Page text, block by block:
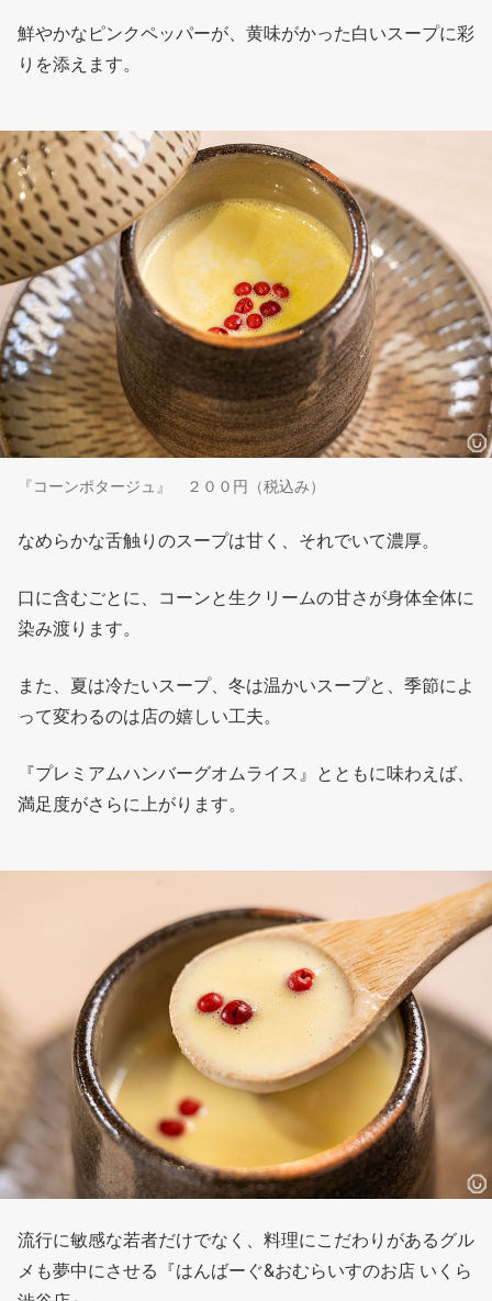
鮮やかなピンクペッパーが、黄味がかった白いスープに彩
りを添えます。
『コーンポタージュ』 ２００円（税込み）
なめらかな舌触りのスープは甘く、それでいて濃厚。
口に含むごとに、コーンと生クリームの甘さが身体全体に
染み渡ります。
また、夏は冷たいスープ、冬は温かいスープと、季節によ
って変わるのは店の嬉しい工夫。
『プレミアムハンバーグオムライス』とともに味わえば、
満足度がさらに上がります。
流行に敏感な若者だけでなく、料理にこだわりがあるグル
メも夢中にさせる『はんばーぐ&おむらいすのお店 いくら